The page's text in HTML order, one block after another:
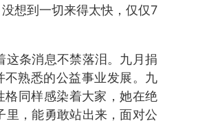
想到一切来得太快，仅仅7
条消息不禁落泪。九月捐
不熟悉的公益事业发展。九
格同样感染着大家，她在绝
，能勇敢站出来，面对公